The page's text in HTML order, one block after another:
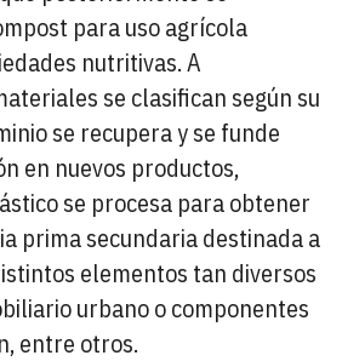
para uso agrícola
nutritivas. A
se clasifican según su
se recupera y se funde
en nuevos productos,
se procesa para obtener
prima secundaria destinada a
elementos tan diversos
urbano o componentes
entre otros.